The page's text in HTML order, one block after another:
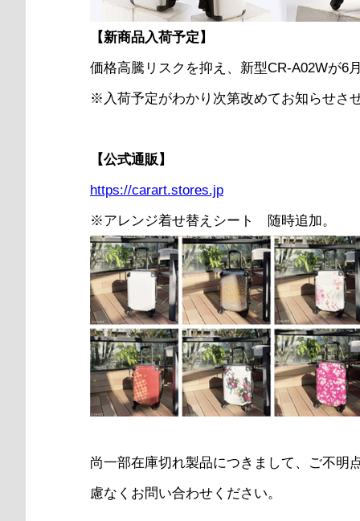
【新商品入荷予定】
価格高騰リスクを抑え、新型CR-A02Wが6
※入荷予定がわかり次第改めてお知らせさ
【公式通販】
https://carart.stores.jp
※アレンジ着せ替えシート 随時追加。
尚一部在庫切れ製品につきまして、ご不明
慮なくお問い合わせください。